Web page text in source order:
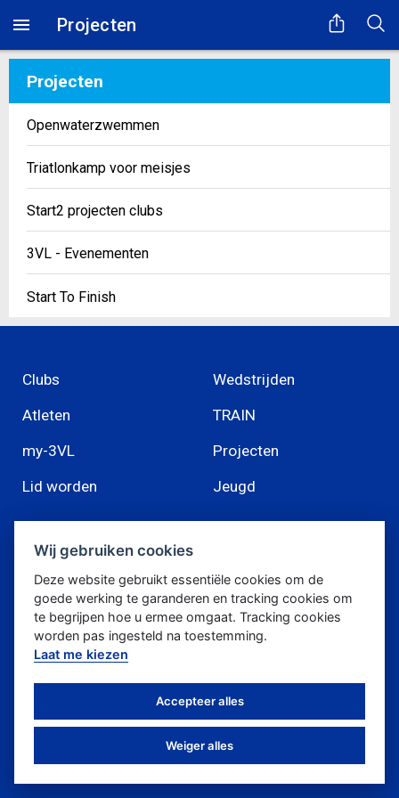
Even geduld...
Projecten
Projecten
Openwaterzwemmen
Triatlonkamp voor meisjes
Start2 projecten clubs
3VL - Evenementen
Start To Finish
Clubs
Atleten
my-3VL
Lid worden
Wedstrijden
TRAIN
Projecten
Jeugd
Triatlon Vlaanderen
Beenhouwerstraat 28
2830 Willebroek
Wij gebruiken cookies
Deze website gebruikt essentiële cookies om de
goede werking te garanderen en tracking cookies om
te begrijpen hoe u ermee omgaat. Tracking cookies
worden pas ingesteld na toestemming.
Laat me kiezen
Accepteer alles
Weiger alles